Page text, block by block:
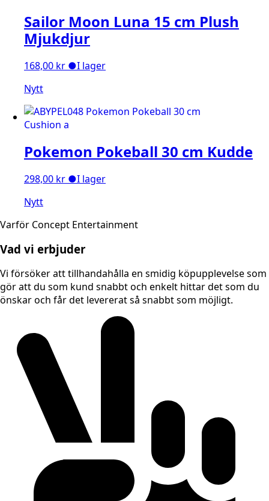
Sailor Moon Luna 15 cm Plush
Mjukdjur
168,00 kr ●I lager
Nytt
Pokemon Pokeball 30 cm Kudde
298,00 kr ●I lager
Nytt
Varför Concept Entertainment
Vad vi erbjuder
Vi försöker att tillhandahålla en smidig köpupplevelse som
gör att du som kund snabbt och enkelt hittar det som du
önskar och får det levererat så snabbt som möjligt.